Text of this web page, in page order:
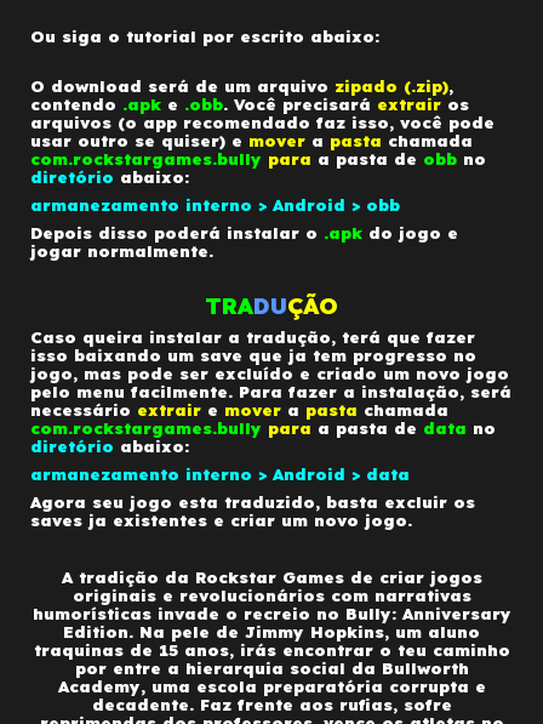
Ou siga o tutorial por escrito abaixo:
O download será de um arquivo zipado (.zip),
contendo .apk e .obb. Você precisará extrair os
arquivos (o app recomendado faz isso, você pode
usar outro se quiser) e mover a pasta chamada
com.rockstargames.bully para a pasta de obb no
diretório abaixo:
armanezamento interno > Android > obb
Depois disso poderá instalar o .apk do jogo e
jogar normalmente.
TRADUÇÃO
Caso queira instalar a tradução, terá que fazer
isso baixando um save que ja tem progresso no
jogo, mas pode ser excluído e criado um novo jogo
pelo menu facilmente. Para fazer a instalação, será
necessário extrair e mover a pasta chamada
com.rockstargames.bully para a pasta de data no
diretório abaixo:
armanezamento interno > Android > data
Agora seu jogo esta traduzido, basta excluir os
saves ja existentes e criar um novo jogo.
A tradição da Rockstar Games de criar jogos
originais e revolucionários com narrativas
humorísticas invade o recreio no Bully: Anniversary
Edition. Na pele de Jimmy Hopkins, um aluno
traquinas de 15 anos, irás encontrar o teu caminho
por entre a hierarquia social da Bullworth
Academy, uma escola preparatória corrupta e
decadente. Faz frente aos rufias, sofre